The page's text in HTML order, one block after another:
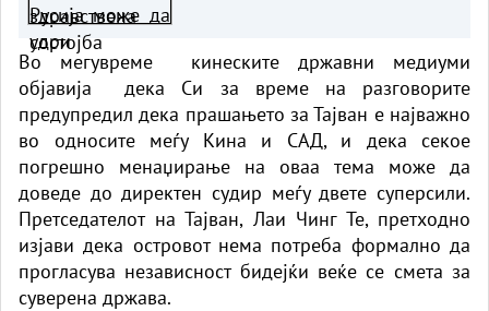
Во мегувреме кинеските државни медиуми
објавија дека Си за време на разговорите
предупредил дека прашањето за Тајван е најважно
во односите меѓу Кина и САД, и дека секое
погрешно менаџирање на оваа тема може да
доведе до директен судир меѓу двете суперсили.
Претседателот на Тајван, Лаи Чинг Те, претходно
изјави дека островот нема потреба формално да
прогласува независност бидејќи веќе се смета за
суверена држава.